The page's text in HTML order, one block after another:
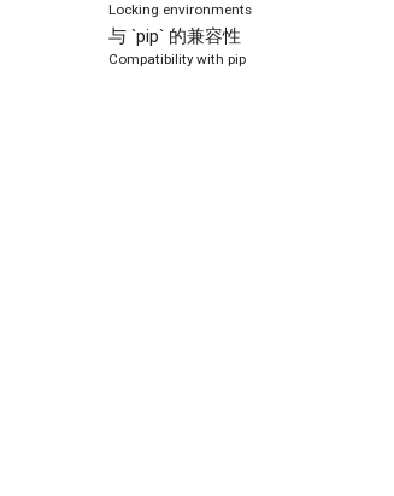
Locking environments
与 `pip` 的兼容性
Compatibility with pip